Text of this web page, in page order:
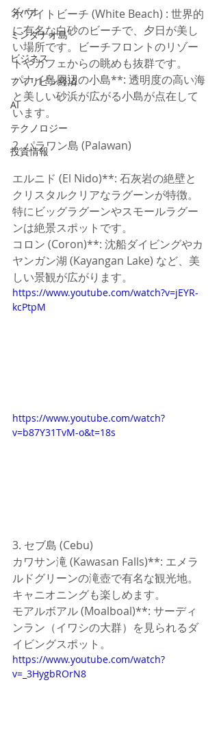
ダバオ
ミンダナオ島
ビジネス
フィリピン経済
AI
テクノロジー
投資情報
ホワイトビーチ (White Beach) : 世界的
に有名な白砂のビーチで、夕日が美し
い場所です。ビーチフロントのリゾー
トやカフェからの眺めも抜群です。
パナイ島周辺の小島**: 透明度の高い海
と美しい砂浜が広がる小島が点在して
います。
2. パラワン島 (Palawan)
エルニド (El Nido)**: 石灰岩の絶壁と
クリスタルクリアなラグーンが特徴。
特にビッグラグーンやスモールラグー
ンは絶景スポットです。
コロン (Coron)**: 沈船ダイビングやカ
ヤンガン湖 (Kayangan Lake) など、美
しい景観が広がります。
https://www.youtube.com/watch?v=jEYR-
kcPtpM
https://www.youtube.com/watch?
v=b87Y31TvM-o&t=18s
3. セブ島 (Cebu)
カワサン滝 (Kawasan Falls)**: エメラ
ルドグリーンの滝壺で有名な観光地。
キャニオニングも楽しめます。
モアルボアル (Moalboal)**: サーディ
ンラン（イワシの大群）を見られるダ
イビングスポット。
https://www.youtube.com/watch?
v=_3HygbROrN8